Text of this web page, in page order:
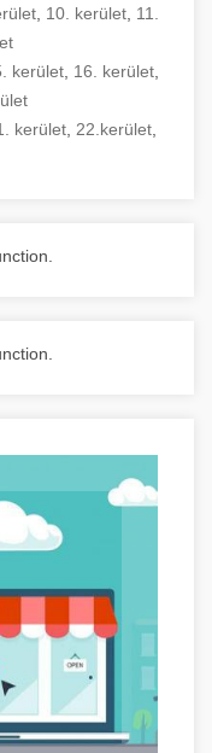
, 10. kerület, 11.
kerület 16. kerület
kerület 22.kerület